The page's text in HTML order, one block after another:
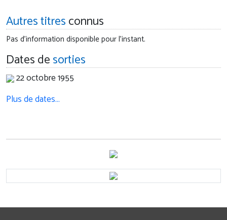
Autres titresconnus
Pas d'information disponible pour l'instant.
Dates desorties
22 octobre 1955
Plus de dates…